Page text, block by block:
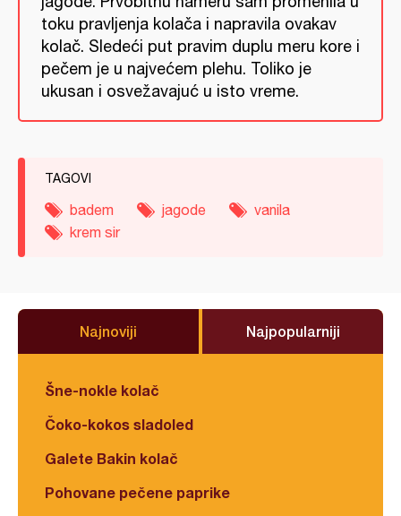
toku pravljenja kolača i napravila ovakav
kolač. Sledeći put pravim duplu meru kore i
pečem je u najvećem plehu. Toliko je
ukusan i osvežavajuć u isto vreme.
TAGOVI
badem jagode
vanila
krem sir
Najnoviji Najpopularniji
Šne-nokle kolač
Čoko-kokos sladoled
Galete Bakin kolač
Pohovane pečene paprike